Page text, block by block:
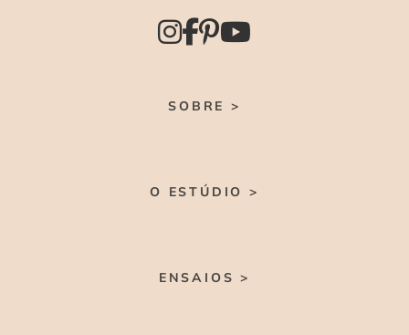
SOBRE >
O ESTÚDIO >
ENSAIOS >